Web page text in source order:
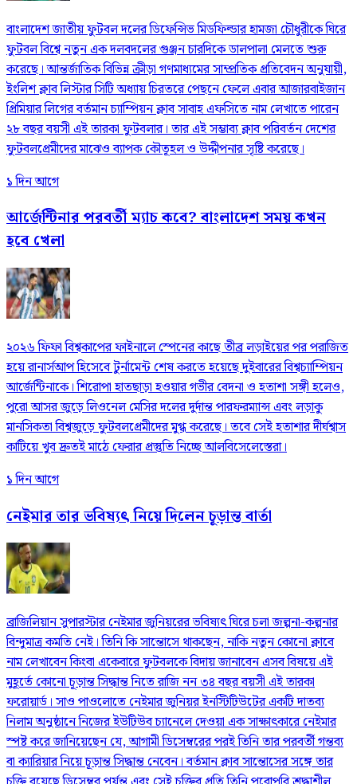
বাংলাদেশ জাতীয় ফুটবল দলের ডিফেন্সিভ মিডফিল্ডার হামজা চৌধুরীকে ঘিরে
ফুটবল বিশ্বে নতুন এক দলবদলের গুঞ্জন চারদিকে ডালপালা মেলতে শুরু
করেছে। আন্তর্জাতিক বিভিন্ন ক্রীড়া গণমাধ্যমের সাম্প্রতিক প্রতিবেদন অনুযায়ী,
ইংলিশ ক্লাব লিস্টার সিটি অধ্যায় চিরতরে পেছনে ফেলে এবার আজারবাইজান
প্রিমিয়ার লিগের বর্তমান চ্যাম্পিয়ন ক্লাব সাবাহ এফসিতে নাম লেখাতে পারেন
২৮ বছর বয়সী এই তারকা ফুটবলার। তার এই সম্ভাব্য ক্লাব পরিবর্তন দেশের
ফুটবলপ্রেমীদের মাঝেও ব্যাপক কৌতূহল ও উদ্দীপনার সৃষ্টি করেছে।
১ দিন আগে
আর্জেন্টিনার পরবর্তী ম্যাচ কবে? বাংলাদেশ সময় কখন
হবে খেলা
২০২৬ ফিফা বিশ্বকাপের ফাইনালে স্পেনের কাছে তীব্র লড়াইয়ের পর পরাজিত
হয়ে রানার্সআপ হিসেবে টুর্নামেন্ট শেষ করতে হয়েছে দুইবারের বিশ্বচ্যাম্পিয়ন
আর্জেন্টিনাকে। শিরোপা হাতছাড়া হওয়ার গভীর বেদনা ও হতাশা সঙ্গী হলেও,
পুরো আসর জুড়ে লিওনেল মেসির দলের দুর্দান্ত পারফরম্যান্স এবং লড়াকু
মানসিকতা বিশ্বজুড়ে ফুটবলপ্রেমীদের মুগ্ধ করেছে। তবে সেই হতাশার দীর্ঘশ্বাস
কাটিয়ে খুব দ্রুতই মাঠে ফেরার প্রস্তুতি নিচ্ছে আলবিসেলেস্তেরা।
১ দিন আগে
নেইমার তার ভবিষ্যৎ নিয়ে দিলেন চূড়ান্ত বার্তা
ব্রাজিলিয়ান সুপারস্টার নেইমার জুনিয়রের ভবিষ্যৎ ঘিরে চলা জল্পনা-কল্পনার
বিন্দুমাত্র কমতি নেই। তিনি কি সান্তোসে থাকছেন, নাকি নতুন কোনো ক্লাবে
নাম লেখাবেন কিংবা একেবারে ফুটবলকে বিদায় জানাবেন এসব বিষয়ে এই
মুহূর্তে কোনো চূড়ান্ত সিদ্ধান্ত নিতে রাজি নন ৩৪ বছর বয়সী এই তারকা
ফরোয়ার্ড। সাও পাওলোতে নেইমার জুনিয়র ইনস্টিটিউটের একটি দাতব্য
নিলাম অনুষ্ঠানে নিজের ইউটিউব চ্যানেলে দেওয়া এক সাক্ষাৎকারে নেইমার
স্পষ্ট করে জানিয়েছেন যে, আগামী ডিসেম্বরের পরই তিনি তার পরবর্তী গন্তব্য
বা ক্যারিয়ার নিয়ে চূড়ান্ত সিদ্ধান্ত নেবেন। বর্তমান ক্লাব সান্তোসের সঙ্গে তার